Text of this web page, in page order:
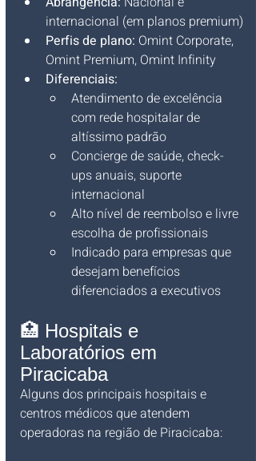
internacional (em planos premium)
Perfis de plano: Omint Corporate,
Omint Premium, Omint Infinity
Diferenciais:
Atendimento de excelência
com rede hospitalar de
altíssimo padrão
Concierge de saúde, check-
ups anuais, suporte
internacional
Alto nível de reembolso e livre
escolha de profissionais
Indicado para empresas que
desejam benefícios
diferenciados a executivos
🏥 Hospitais e
Laboratórios em
Piracicaba
Alguns dos principais hospitais e
centros médicos que atendem
operadoras na região de Piracicaba: